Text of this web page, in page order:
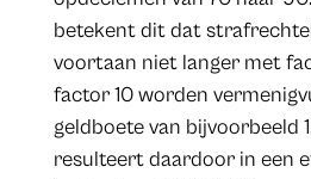
betekent dit dat
voortaan niet langer met
factor 10 worden
geldboete van bijvoorbeeld
resulteert daardoor in een